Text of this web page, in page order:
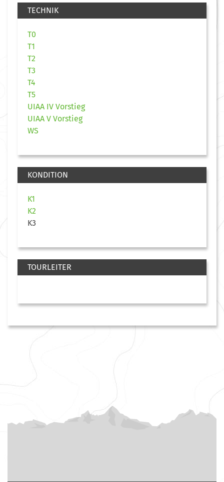
TECHNIK
T0
T1
T2
T3
T4
T5
UIAA IV Vorstieg
UIAA V Vorstieg
WS
KONDITION
K1
K2
K3
TOURLEITER